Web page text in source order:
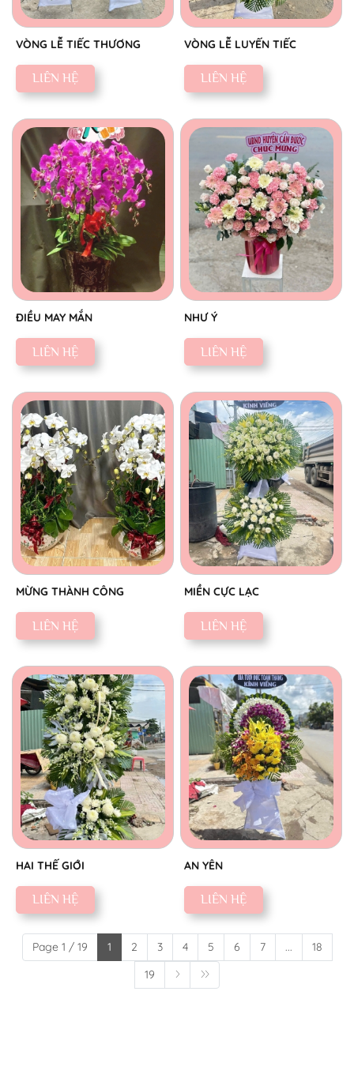
VÒNG LỄ TIẾC THƯƠNG
LIÊN HỆ
VÒNG LỄ LUYẾN TIẾC
LIÊN HỆ
ĐIỀU MAY MẮN
LIÊN HỆ
NHƯ Ý
LIÊN HỆ
MỪNG THÀNH CÔNG
LIÊN HỆ
MIỀN CỰC LẠC
LIÊN HỆ
HAI THẾ GIỚI
LIÊN HỆ
AN YÊN
LIÊN HỆ
Page 1 / 19 1 2 3 4 5 6 7 ...
18
19